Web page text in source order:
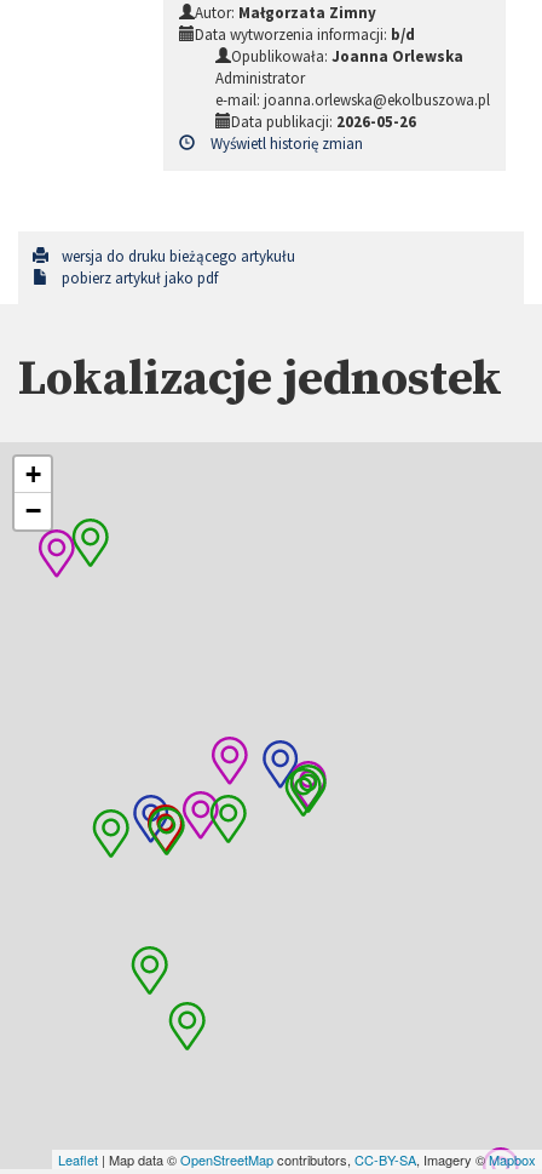
Autor: Małgorzata Zimny
Data wytworzenia informacji: b/d
Opublikowała: Joanna Orlewska
Administrator
e-mail: joanna.orlewska@ekolbuszowa.pl
Data publikacji: 2026-05-26
Wyświetl historię zmian
wersja do druku bieżącego artykułu
pobierz artykuł jako pdf
Lokalizacje jednostek
+
−
Leaflet | Map data ©OpenStreetMapcontributors, CC-BY-SA, Imagery ©Mapbox